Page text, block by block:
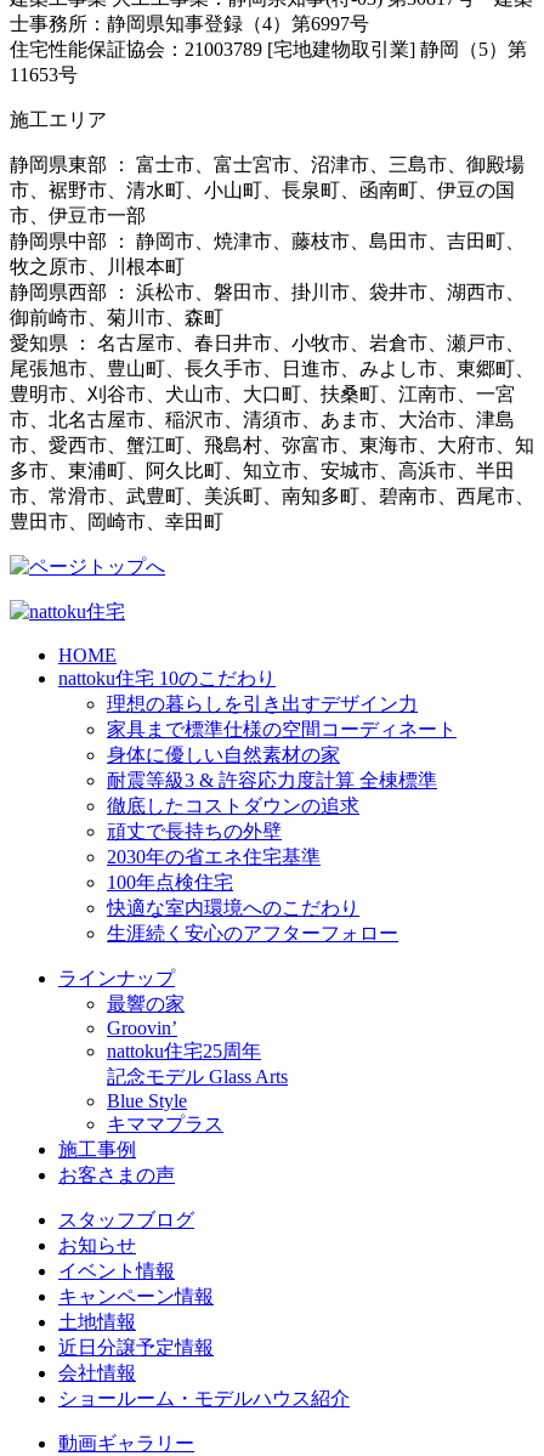
士事務所：静岡県知事登録（4）第6997号
住宅性能保証協会：21003789 [宅地建物取引業] 静岡（5）第
11653号
施工エリア
静岡県東部 ： 富士市、富士宮市、沼津市、三島市、御殿場
市、裾野市、清水町、小山町、長泉町、函南町、伊豆の国
市、伊豆市一部
静岡県中部 ： 静岡市、焼津市、藤枝市、島田市、吉田町、
牧之原市、川根本町
静岡県西部 ： 浜松市、磐田市、掛川市、袋井市、湖西市、
御前崎市、菊川市、森町
愛知県 ： 名古屋市、春日井市、小牧市、岩倉市、瀬戸市、
尾張旭市、豊山町、長久手市、日進市、みよし市、東郷町、
豊明市、刈谷市、犬山市、大口町、扶桑町、江南市、一宮
市、北名古屋市、稲沢市、清須市、あま市、大治市、津島
市、愛西市、蟹江町、飛島村、弥富市、東海市、大府市、知
多市、東浦町、阿久比町、知立市、安城市、高浜市、半田
市、常滑市、武豊町、美浜町、南知多町、碧南市、西尾市、
豊田市、岡崎市、幸田町
HOME
nattoku住宅 10のこだわり
理想の暮らしを引き出すデザイン力
家具まで標準仕様の空間コーディネート
身体に優しい自然素材の家
耐震等級3 & 許容応力度計算 全棟標準
徹底したコストダウンの追求
頑丈で長持ちの外壁
2030年の省エネ住宅基準
100年点検住宅
快適な室内環境へのこだわり
生涯続く安心のアフターフォロー
ラインナップ
最響の家
Groovin’
nattoku住宅25周年
記念モデル Glass Arts
Blue Style
キママプラス
施工事例
お客さまの声
スタッフブログ
お知らせ
イベント情報
キャンペーン情報
土地情報
近日分譲予定情報
会社情報
ショールーム・モデルハウス紹介
動画ギャラリー